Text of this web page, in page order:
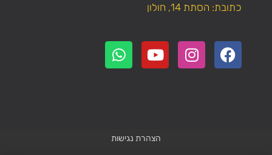
כתובת: הסתת 14, חולון
הצהרת נגישות